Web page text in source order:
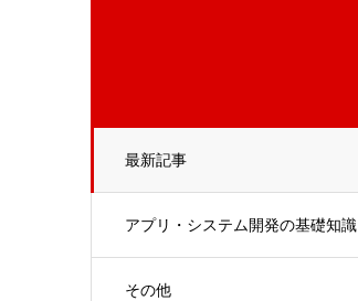
最新記事
アプリ・システム開発の基礎知識
その他